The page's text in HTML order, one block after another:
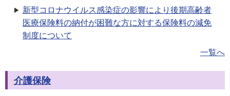
新型コロナウイルス感染症の影響により後期高齢者
医療保険料の納付が困難な方に対する保険料の減免
制度について
一覧へ
介護保険